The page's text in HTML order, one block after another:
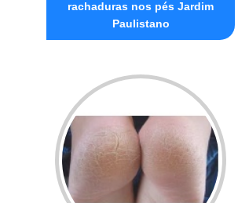
rachaduras nos pés Jardim
Paulistano